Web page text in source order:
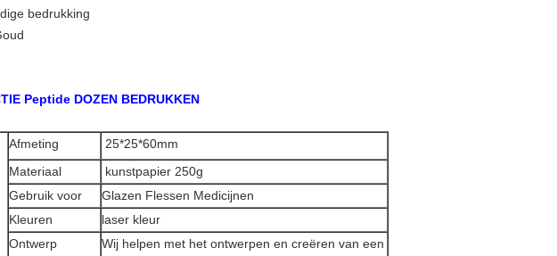
bedrukking
Peptide DOZEN BEDRUKKEN
Afmeting
25*25*60mm
Materiaal
kunstpapier 250g
Gebruik voor
Glazen Flessen Medicijnen
Kleuren
laser kleur
Ontwerp
Wij helpen met het ontwerpen en creëren van een